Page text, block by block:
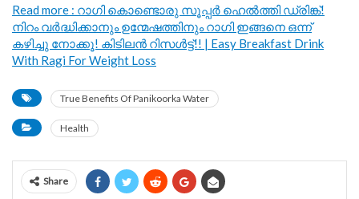
Read more : റാഗി കൊണ്ടൊരു സൂപ്പർ ഹെൽത്തി ഡ്രിങ്ക്!
നിറം വർദ്ധിക്കാനും ഉന്മേഷത്തിനും റാഗി ഇങ്ങനെ ഒന്ന്
കഴിച്ചു നോക്കൂ! കിടിലൻ റിസൾട്ട്!! | Easy Breakfast Drink
With Ragi For Weight Loss
True Benefits Of Panikoorka Water
Health
Share